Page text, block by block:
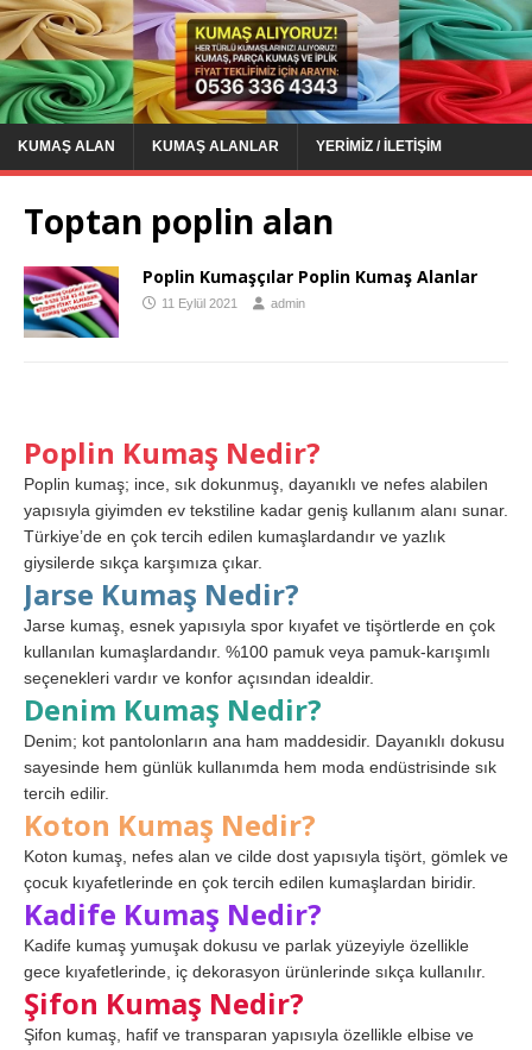
KUMAŞ ALAN KUMAŞ ALANLAR YERIMIZ / İLETIŞIM
Toptan poplin alan
Poplin Kumaşçılar Poplin Kumaş Alanlar
11 Eylül 2021 admin
Poplin Kumaş Nedir?
Poplin kumaş; ince, sık dokunmuş, dayanıklı ve nefes alabilen
yapısıyla giyimden ev tekstiline kadar geniş kullanım alanı sunar.
Türkiye’de en çok tercih edilen kumaşlardandır ve yazlık
giysilerde sıkça karşımıza çıkar.
Jarse Kumaş Nedir?
Jarse kumaş, esnek yapısıyla spor kıyafet ve tişörtlerde en çok
kullanılan kumaşlardandır. %100 pamuk veya pamuk-karışımlı
seçenekleri vardır ve konfor açısından idealdir.
Denim Kumaş Nedir?
Denim; kot pantolonların ana ham maddesidir. Dayanıklı dokusu
sayesinde hem günlük kullanımda hem moda endüstrisinde sık
tercih edilir.
Koton Kumaş Nedir?
Koton kumaş, nefes alan ve cilde dost yapısıyla tişört, gömlek ve
çocuk kıyafetlerinde en çok tercih edilen kumaşlardan biridir.
Kadife Kumaş Nedir?
Kadife kumaş yumuşak dokusu ve parlak yüzeyiyle özellikle
gece kıyafetlerinde, iç dekorasyon ürünlerinde sıkça kullanılır.
Şifon Kumaş Nedir?
Şifon kumaş, hafif ve transparan yapısıyla özellikle elbise ve